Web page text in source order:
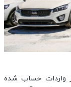
واردات حساب شده